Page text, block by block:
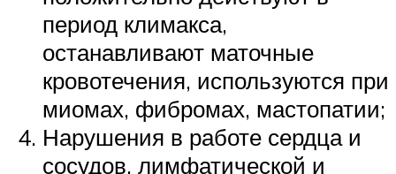
период климакса,
останавливают маточные
кровотечения, используются при
миомах, фибромах, мастопатии;
Нарушения в работе сердца и
сосудов, лимфатической и